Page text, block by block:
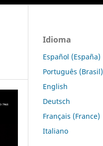
Idioma
Español (España)
Português (Brasil)
English
Deutsch
Français (France)
Italiano